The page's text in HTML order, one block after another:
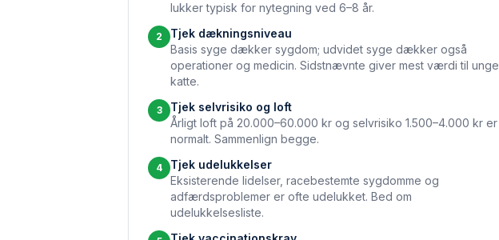
lukker typisk for nytegning ved 6–8 år.
2
Tjek dækningsniveau
Basis syge dækker sygdom; udvidet syge dækker også
operationer og medicin. Sidstnævnte giver mest værdi til unge
katte.
3
Tjek selvrisiko og loft
Årligt loft på 20.000–60.000 kr og selvrisiko 1.500–4.000 kr er
normalt. Sammenlign begge.
4
Tjek udelukkelser
Eksisterende lidelser, race­bestemte sygdomme og
adfærdsproblemer er ofte udelukket. Bed om
udelukkelsesliste.